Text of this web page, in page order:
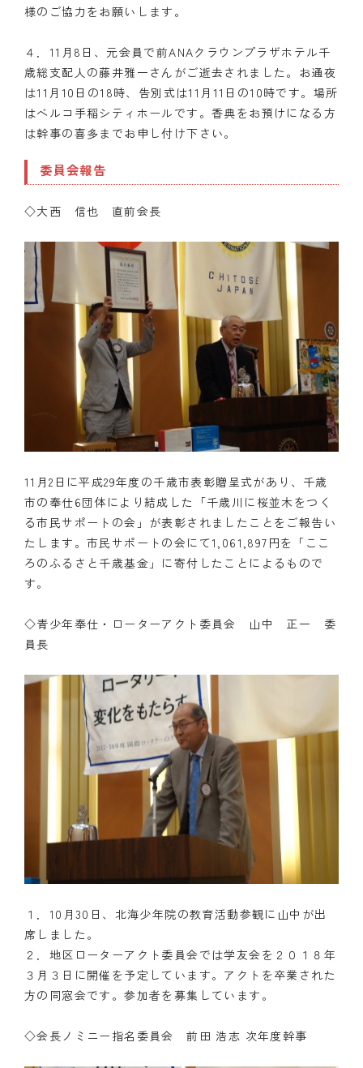
様のご協力をお願いします。
４．11月8日、元会員で前ANAクラウンプラザホテル千
歳総支配人の藤井雅一さんがご逝去されました。お通夜
は11月10日の18時、告別式は11月11日の10時です。場所
はベルコ手稲シティホールです。香典をお預けになる方
は幹事の喜多までお申し付け下さい。
委員会報告
◇大西 信也 直前会長
11月2日に平成29年度の千歳市表彰贈呈式があり、千歳
市の奉仕6団体により結成した「千歳川に桜並木をつく
る市民サポートの会」が表彰されましたことをご報告い
たします。市民サポートの会にて1,061,897円を「ここ
ろのふるさと千歳基金」に寄付したことによるもので
す。
◇青少年奉仕・ローターアクト委員会 山中 正一 委
員長
１．10月30日、北海少年院の教育活動参観に山中が出
席しました。
２．地区ローターアクト委員会では学友会を２０１８年
３月３日に開催を予定しています。アクトを卒業された
方の同窓会です。参加者を募集しています。
◇会長ノミニー指名委員会 前田 浩志 次年度幹事